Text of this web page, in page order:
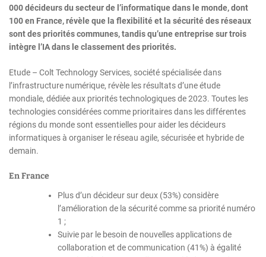
000 décideurs du secteur de l’informatique dans le monde, dont
100 en France, révèle que la flexibilité et la sécurité des réseaux
sont des priorités communes, tandis qu’une entreprise sur trois
intègre l’IA dans le classement des priorités.
Etude – Colt Technology Services, société spécialisée dans
l’infrastructure numérique, révèle les résultats d’une étude
mondiale, dédiée aux priorités technologiques de 2023. Toutes les
technologies considérées comme prioritaires dans les différentes
régions du monde sont essentielles pour aider les décideurs
informatiques à organiser le réseau agile, sécurisée et hybride de
demain.
En France
Plus d’un décideur sur deux (53%) considère
l’amélioration de la sécurité comme sa priorité numéro
1 ;
Suivie par le besoin de nouvelles applications de
collaboration et de communication (41%) à égalité